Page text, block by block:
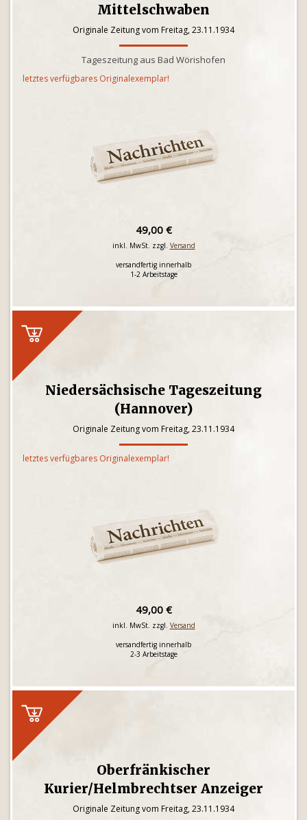
Mittelschwaben
Originale Zeitung vom Freitag, 23.11.1934
Tageszeitung aus Bad Wörishofen
letztes verfügbares Originalexemplar!
49,00 €
inkl. MwSt. zzgl. Versand
versandfertig innerhalb
1-2 Arbeitstage
Niedersächsische Tageszeitung
(Hannover)
Originale Zeitung vom Freitag, 23.11.1934
letztes verfügbares Originalexemplar!
49,00 €
inkl. MwSt. zzgl. Versand
versandfertig innerhalb
2-3 Arbeitstage
Oberfränkischer
Kurier/Helmbrechtser Anzeiger
Originale Zeitung vom Freitag, 23.11.1934